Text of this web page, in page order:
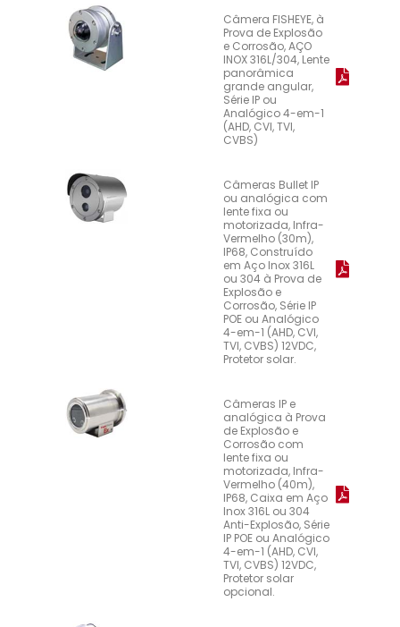
Câmera FISHEYE, à
Prova de Explosão
e Corrosão, AÇO
INOX 316L/304, Lente
panorâmica
grande angular,
Série IP ou
Analógico 4-em-1
(AHD, CVI, TVI,
CVBS)
Câmeras Bullet IP
ou analógica com
lente fixa ou
motorizada, Infra-
Vermelho (30m),
IP68, Construído
em Aço Inox 316L
ou 304 à Prova de
Explosão e
Corrosão, Série IP
POE ou Analógico
4-em-1 (AHD, CVI,
TVI, CVBS) 12VDC,
Protetor solar.
Câmeras IP e
analógica à Prova
de Explosão e
Corrosão com
lente fixa ou
motorizada, Infra-
Vermelho (40m),
IP68, Caixa em Aço
Inox 316L ou 304
Anti-Explosão, Série
IP POE ou Analógico
4-em-1 (AHD, CVI,
TVI, CVBS) 12VDC,
Protetor solar
opcional.